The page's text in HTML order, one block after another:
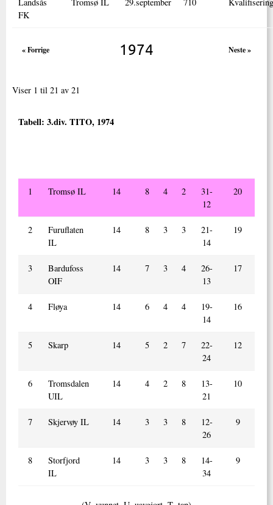
FK
1974
« Forrige Neste »
Viser 1 til 21 av 21
Tabell: 3.div. TITO, 1974
1 Tromsø IL 14 8 4 2
31-
12
20
2
Furuflaten
IL
14 8 3 3
21-
14
19
3
Bardufoss
OIF
14 7 3 4
26-
13
17
4 Fløya 14 6 4 4
19-
14
16
5 Skarp 14 5 2 7
22-
24
12
6
Tromsdalen
UIL
14 4 2 8
13-
21
10
7 Skjervøy IL 14 3 3 8
12-
26
9
8
Storfjord
IL
14 3 3 8
14-
34
9